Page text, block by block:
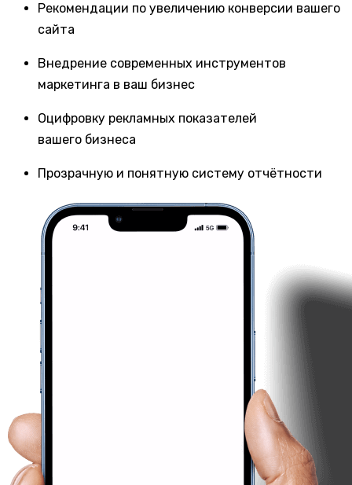
Рекомендации по увеличению конверсии вашего
сайта
Внедрение современных инструментов
маркетинга в ваш бизнес
Оцифровку рекламных показателей
вашего бизнеса
Прозрачную и понятную систему отчётности